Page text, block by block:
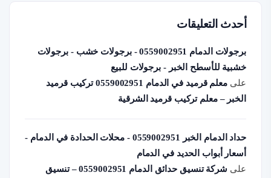
أحدث التعليقات
برجولات الدمام 0559002951 - برجولات خشب - برجولات
خشبية للأسطح الخبر - برجولات للبيع
على
معلم قرميد في الدمام 0559002951 تركيب قرميد
الخبر – معلم تركيب قرميد الشرقية
حداد الدمام الخبر 0559002951 - محلات الحدادة في الدمام -
أسعار أبواب الحديد في الدمام
على
شركة تنسيق حدائق الدمام 0559002951 – تنسيق